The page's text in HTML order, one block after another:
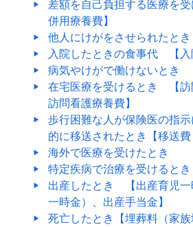
差額を自己負担する医療を
併用療養費】
他人にけがをさせられたとき
入院したときの食事代 【入
病気やけがで働けないとき
在宅医療を受けるとき 【
訪問看護療養費】
歩行困難な人が保険医の指
的に移送されたとき【移送
海外で医療を受けたとき
特定疾病で治療を受けるとき
出産したとき 【出産育児一
一時金）、出産手当金】
死亡したとき【埋葬料（家族